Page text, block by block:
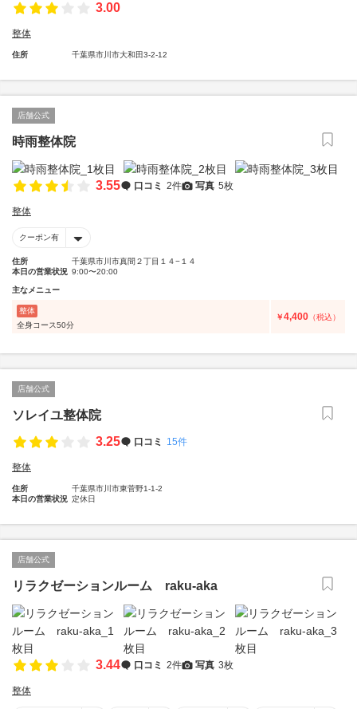
3.00
整体
住所 千葉県市川市大和田3-2-12
店舗公式
時雨整体院
3.55 口コミ 2件 写真 5枚
整体
クーポン有
住所
千葉県市川市真間２丁目１４−１４
本日の営業状況 9:00〜20:00
主なメニュー
整体
全身コース50分
￥4,400 （税込）
店舗公式
ソレイユ整体院
3.25
口コミ 15件
整体
住所
千葉県市川市東菅野1-1-2
本日の営業状況 定休日
店舗公式
リラクゼーションルーム raku-aka
3.44 口コミ 2件 写真 3枚
整体